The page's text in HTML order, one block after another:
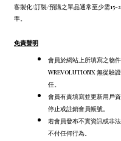
客製化/訂製/預購之單品通常至少需15-
準。
免責聲明
會員於網站上所填寫之物
WREVOLUTIONX 無從驗
任。
會員有責填寫並更新用戶
停止或註銷會員帳號。
若會員發布不實資訊或非
不付任何行為。